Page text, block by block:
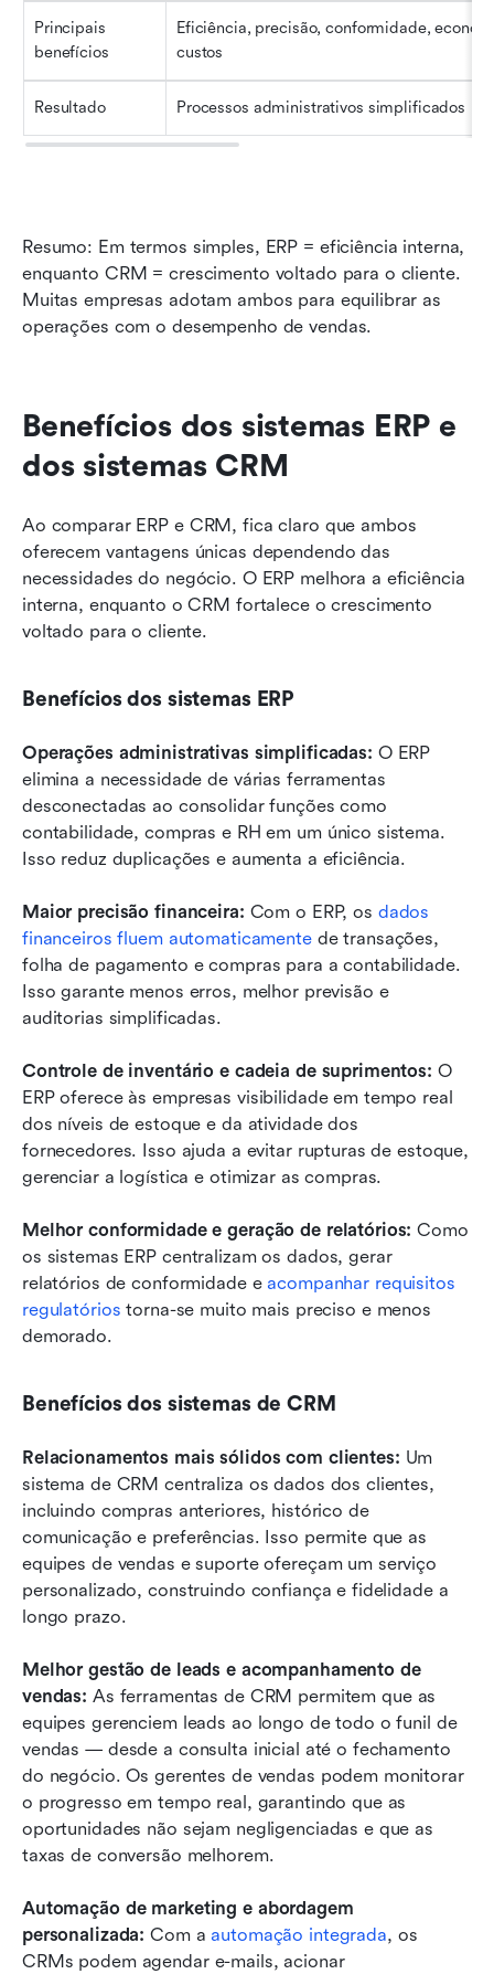
Principais
benefícios
Eficiência, precisão, conformidade,
custos
Resultado Processos administrativos simplificados
Resumo: Em termos simples, ERP = eficiência interna,
enquanto CRM = crescimento voltado para o cliente.
Muitas empresas adotam ambos para equilibrar as
operações com o desempenho de vendas.
Benefícios dos sistemas ERP e
dos sistemas CRM
Ao comparar ERP e CRM, fica claro que ambos
oferecem vantagens únicas dependendo das
necessidades do negócio. O ERP melhora a eficiência
interna, enquanto o CRM fortalece o crescimento
voltado para o cliente.
Benefícios dos sistemas ERP
Operações administrativas simplificadas: O ERP
elimina a necessidade de várias ferramentas
desconectadas ao consolidar funções como
contabilidade, compras e RH em um único sistema.
Isso reduz duplicações e aumenta a eficiência.
Maior precisão financeira: Com o ERP, os dados
financeiros fluem automaticamente de transações,
folha de pagamento e compras para a contabilidade.
Isso garante menos erros, melhor previsão e
auditorias simplificadas.
Controle de inventário e cadeia de suprimentos: O
ERP oferece às empresas visibilidade em tempo real
dos níveis de estoque e da atividade dos
fornecedores. Isso ajuda a evitar rupturas de estoque,
gerenciar a logística e otimizar as compras.
Melhor conformidade e geração de relatórios: Como
os sistemas ERP centralizam os dados, gerar
relatórios de conformidade e acompanhar requisitos
regulatórios torna-se muito mais preciso e menos
demorado.
Benefícios dos sistemas de CRM
Relacionamentos mais sólidos com clientes: Um
sistema de CRM centraliza os dados dos clientes,
incluindo compras anteriores, histórico de
comunicação e preferências. Isso permite que as
equipes de vendas e suporte ofereçam um serviço
personalizado, construindo confiança e fidelidade a
longo prazo.
Melhor gestão de leads e acompanhamento de
vendas: As ferramentas de CRM permitem que as
equipes gerenciem leads ao longo de todo o funil de
vendas — desde a consulta inicial até o fechamento
do negócio. Os gerentes de vendas podem monitorar
o progresso em tempo real, garantindo que as
oportunidades não sejam negligenciadas e que as
taxas de conversão melhorem.
Automação de marketing e abordagem
personalizada: Com a automação integrada, os
CRMs podem agendar e-mails, acionar